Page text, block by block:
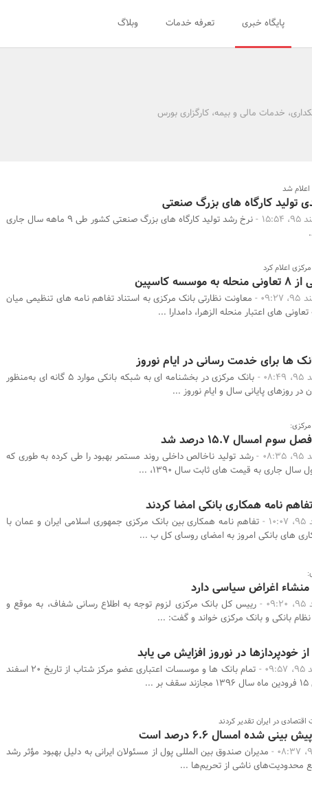
پایگاه خبری تعرفه خدمات وبلاگ
خدمات مالی و بیمه، کارگزاری بورس
نرخ رشد تولید کارگاه های بزرگ صنعتی کشور طی 9 ماهه سال جاری
اعلام کرد
معاونت نظارتی بانک مرکزی به استناد تفاهم نامه های تنظیمی میان
های اعتبار منحله الزهرا، دامدارا ...
ها برای خدمت رسانی در ایام نوروز
بانک مرکزی در بخشنامه ای به شبکه بانکی موارد 5 گانه ای به‌منظور
در روزهای پایانی سال و ایام نوروز ...
امسال 15.7 درصد شد
رشد تولید ناخالص داخلی روند مستمر بهبود را طی کرده به طوری که
جاری به قیمت های ثابت سال 1390، ...
نامه همکاری بانکی امضا کردند
تفاهم نامه همکاری بین بانک مرکزی جمهوری اسلامی ایران و عمان با
های بانکی امروز به امضای روسای کل ب ...
منشاء اغراض سیاسی دارد
رییس کل بانک مرکزی لزوم توجه به اطلاع رسانی شفاف، به موقع و
نظام بانکی و بانک مرکزی خواند و گفت: ...
در نوروز افزایش می یابد
تمام بانک ها و موسسات اعتباری عضو مرکز شتاب از تاریخ 20 اسفند
در ایران تقدیر کردند
شده امسال 6.6 درصد است
مدیران صندوق بین المللی پول از مسئولان ایرانی به دلیل بهبود مؤثر رشد
محدودیت‌های ناشی از تحریم‌ها ...